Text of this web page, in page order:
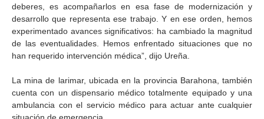
deberes, es acompañarlos en esa fase de modernización y
desarrollo que representa ese trabajo. Y en ese orden, hemos
experimentado avances significativos: ha cambiado la magnitud
de las eventualidades. Hemos enfrentado situaciones que no
han requerido intervención médica”, dijo Ureña.
La mina de larimar, ubicada en la provincia Barahona, también
cuenta con un dispensario médico totalmente equipado y una
ambulancia con el servicio médico para actuar ante cualquier